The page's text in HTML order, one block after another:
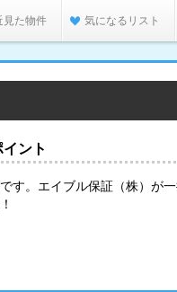
見た物件 気になるリスト
ント
す。エイブル保証（株）が